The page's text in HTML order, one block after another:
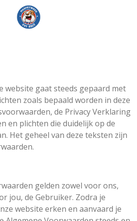
website gaat steeds gepaard met
zoals bepaald worden in deze
de Privacy Verklaring
en plichten die duidelijk op de
Het geheel van deze teksten zijn
gelden zowel voor ons,
jou, de Gebruiker. Zodra je
website erken en aanvaard je